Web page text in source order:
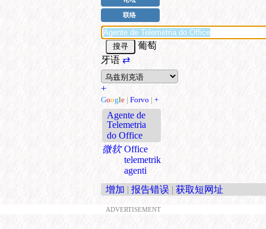
联络
葡萄
牙语⇄
+
Google | Forvo | +
Agente de
Telemetria
do Office
微软 Office
telemetrik
agenti
增加 | 报告错误 | 获取短网址
ADVERTISEMENT